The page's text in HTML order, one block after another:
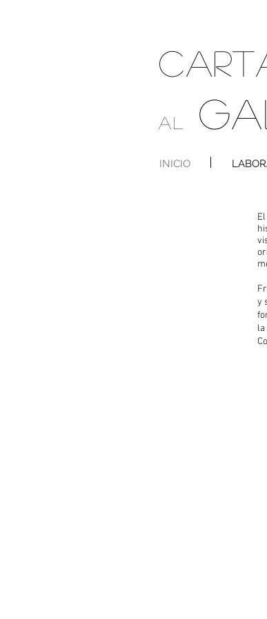
AL
INICIO
El
y
la